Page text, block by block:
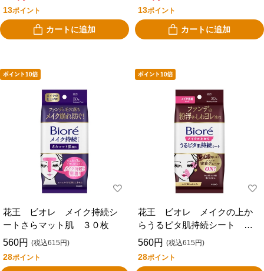
13ポイント
カートに追加
13ポイント
カートに追加
花王 ビオレ メイク持続シ
ートさらマット肌 ３０枚
560円 (税込615円)
28ポイント
花王 ビオレ メイクの上か
らうるピタ肌持続シート ３
０枚
560円 (税込615円)
28ポイント